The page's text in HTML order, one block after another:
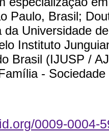
Paulo, Brasil;
da Universidade
Instituto
Brasil (IJUSP /
-
0009-0004-